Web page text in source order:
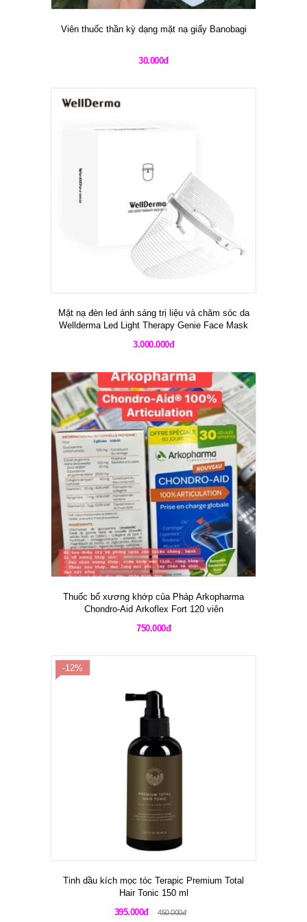
Viên thuốc thần kỳ dạng mặt nạ giấy Banobagi
30.000đ
Mặt nạ đèn led ánh sáng trị liệu và chăm sóc da
Wellderma Led Light Therapy Genie Face Mask
3.000.000đ
Thuốc bổ xương khớp của Pháp Arkopharma
Chondro-Aid Arkoflex Fort 120 viên
750.000đ
-12%
Tinh dầu kích mọc tóc Terapic Premium Total
Hair Tonic 150 ml
395.000đ
450.000đ